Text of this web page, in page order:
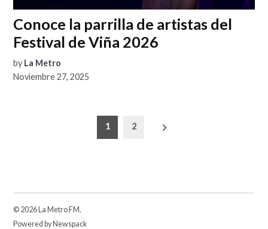
Conoce la parrilla de artistas del
Festival de Viña 2026
by La Metro
Noviembre 27, 2025
1 2
© 2026 La Metro FM.
Powered by Newspack